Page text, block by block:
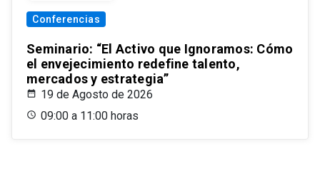
Conferencias
Seminario: “El Activo que Ignoramos: Cómo
el envejecimiento redefine talento,
mercados y estrategia”
19 de Agosto de 2026
09:00 a 11:00 horas